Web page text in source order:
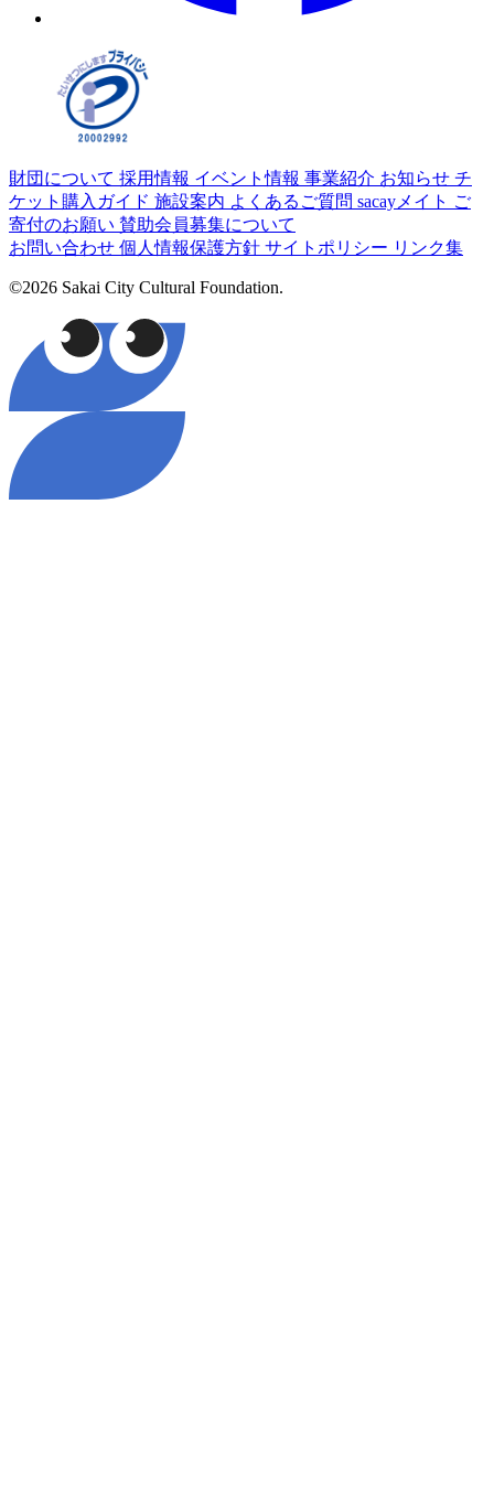
財団について 採用情報 イベント情報 事業紹介 お知らせ チ
ケット購入ガイド 施設案内 よくあるご質問 sacayメイト ご
寄付のお願い 賛助会員募集について
お問い合わせ 個人情報保護方針 サイトポリシー リンク集
©2026 Sakai City Cultural Foundation.